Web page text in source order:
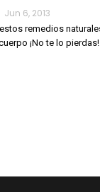
Jun 6, 2013
remedios
¡No te lo pierdas!